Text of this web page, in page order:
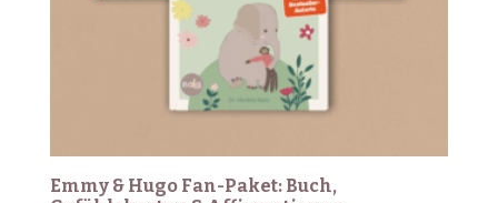
Emmy & Hugo Fan-Paket: Buch,